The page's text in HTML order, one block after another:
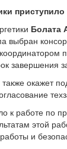
Болата
выбран
завершения
окажет
к работе по
этой
и